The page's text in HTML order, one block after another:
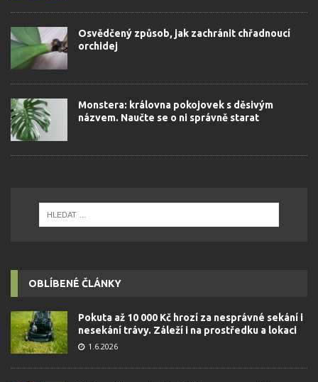
Osvědčený způsob, jak zachránit chřadnoucí
orchidej
Monstera: královna pokojovek s děsivým
názvem. Naučte se o ni správně starat
OBLÍBENÉ ČLÁNKY
Pokuta až 10 000 Kč hrozí za nesprávné sekání i
nesekání trávy. Záleží i na prostředku a lokaci
1.6.2026